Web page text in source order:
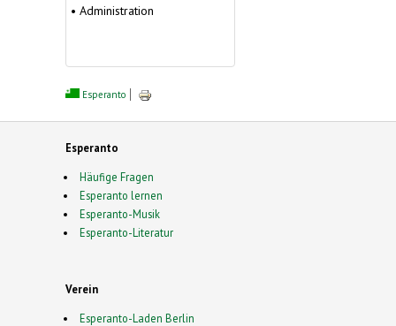
• Administration
Esperanto
Esperanto
Häufige Fragen
Esperanto lernen
Esperanto-Musik
Esperanto-Literatur
Verein
Esperanto-Laden Berlin